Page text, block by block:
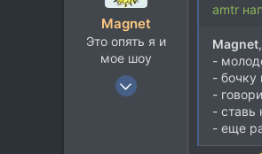
Magnet
Это опять я и
мое шоу
3 Июн 2007
amtr
Magnet,
-
- бочку
-
- ставь
- еще